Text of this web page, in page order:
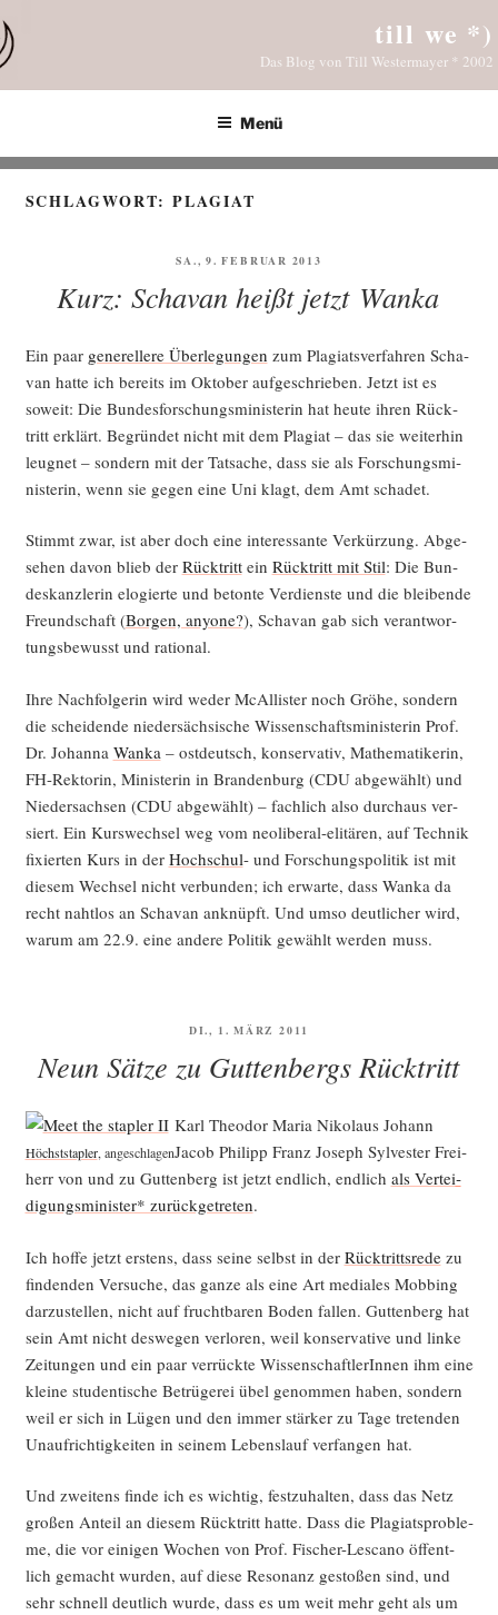
Inhalt
springen
till we *)
Das Blog von Till Westermayer * 2002
Menü
SCHLAGWORT:PLAGIAT
VERÖFFENTLICHT
SA., 9. FEBRUAR 2013
Kurz: Schavan heißt jetzt Wanka
Ein paar gene­rel­le­re Über­le­gun­gen zum Pla­gi­ats­ver­fah­ren Scha­
van hat­te ich bereits im Okto­ber auf­ge­schrie­ben. Jetzt ist es
soweit: Die Bun­des­for­schungs­mi­nis­te­rin hat heu­te ihren Rück­
tritt erklärt. Begrün­det nicht mit dem Pla­gi­at – das sie wei­ter­hin
leug­net – son­dern mit der Tat­sa­che, dass sie als For­schungs­mi­
nis­te­rin, wenn sie gegen eine Uni klagt, dem Amt schadet.
Stimmt zwar, ist aber doch eine inter­es­san­te Ver­kür­zung. Abge­
se­hen davon blieb der Rück­trittein Rück­tritt mit Stil: Die Bun­
des­kanz­le­rin elo­gier­te und beton­te Ver­diens­te und die blei­ben­de
Freund­schaft (Bor­gen, anyo­ne?), Scha­van gab sich ver­ant­wor­
tungs­be­wusst und rational.
Ihre Nach­fol­ge­rin wird weder McAl­lis­ter noch Grö­he, son­dern
die schei­den­de nie­der­säch­si­sche Wis­sen­schafts­mi­nis­te­rin Prof.
Dr. Johan­na Wan­ka – ost­deutsch, kon­ser­va­tiv, Mathe­ma­ti­ke­rin,
FH-Rek­to­rin, Minis­te­rin in Bran­den­burg (CDU abge­wählt) und
Nie­der­sach­sen (CDU abge­wählt) – fach­lich also durch­aus ver­
siert. Ein Kurs­wech­sel weg vom neo­li­be­ral-eli­tä­ren, auf Tech­nik
fixier­ten Kurs in der Hoch­schul- und For­schungs­po­li­tik ist mit
die­sem Wech­sel nicht ver­bun­den; ich erwar­te, dass Wan­ka da
recht naht­los an Scha­van anknüpft. Und umso deut­li­cher wird,
war­um am 22.9. eine ande­re Poli­tik gewählt wer­den muss.
VERÖFFENTLICHT
DI., 1. MÄRZ 2011
Neun Sätze zu Guttenbergs Rücktritt
Höchst­stap­ler, ange­schla­gen
Karl Theo­dor Maria Niko­laus Johann
Jacob Phil­ipp Franz Joseph Syl­ves­ter Frei­
herr von und zu Gut­ten­berg ist jetzt end­lich, end­lich als Ver­tei­
di­gungs­mi­nis­ter* zurück­ge­tre­ten.
Ich hof­fe jetzt ers­tens, dass sei­ne selbst in der Rück­tritts­re­dezu
fin­den­den Ver­su­che, das gan­ze als eine Art media­les Mob­bing
dar­zu­stel­len, nicht auf frucht­ba­ren Boden fal­len. Gut­ten­berg hat
sein Amt nicht des­we­gen ver­lo­ren, weil kon­ser­va­ti­ve und lin­ke
Zei­tun­gen und ein paar ver­rück­te Wis­sen­schaft­le­rIn­nen ihm eine
klei­ne stu­den­ti­sche Betrü­ge­rei übel genom­men haben, son­dern
weil er sich in Lügen und den immer stär­ker zu Tage tre­ten­den
Unauf­rich­tig­kei­ten in sei­nem Lebens­lauf ver­fan­gen hat.
Und zwei­tens fin­de ich es wich­tig, fest­zu­hal­ten, dass das Netz
gro­ßen Anteil an die­sem Rück­tritt hat­te. Dass die Pla­gi­ats­pro­ble­
me, die vor eini­gen Wochen von Prof. Fischer-Lesca­no öffent­
lich gemacht wur­den, auf die­se Reso­nanz gesto­ßen sind, und
sehr schnell deut­lich wur­de, dass es um weit mehr geht als um